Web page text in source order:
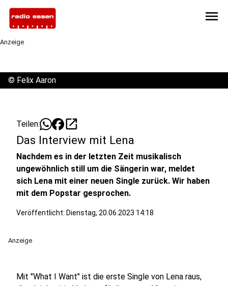
menu
Anzeige
© Felix Aaron
Teilen: open_in_new
Das Interview mit Lena
Nachdem es in der letzten Zeit musikalisch
ungewöhnlich still um die Sängerin war, meldet
sich Lena mit einer neuen Single zurück. Wir haben
mit dem Popstar gesprochen.
Veröffentlicht: Dienstag, 20.06.2023 14:18
Anzeige
Mit "What I Want" ist die erste Single von Lena raus,